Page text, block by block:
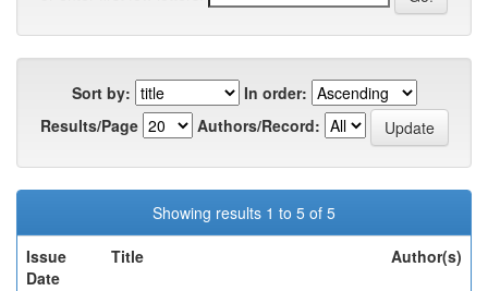
Sort by:
In order:
Results/Page
Authors/Record:
Showing results 1 to 5 of 5
Issue
Date
Title Author(s)